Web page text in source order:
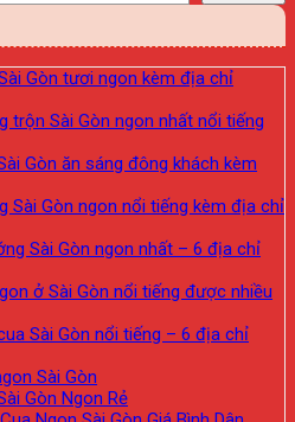
Gòn tươi ngon kèm địa chỉ
trộn Sài Gòn ngon nhất nổi tiếng
Gòn ăn sáng đông khách kèm
Sài Gòn ngon nổi tiếng kèm địa chỉ
Sài Gòn ngon nhất – 6 địa chỉ
ở Sài Gòn nổi tiếng được nhiều
Sài Gòn nổi tiếng – 6 địa chỉ
Sài Gòn
Gòn Ngon Rẻ